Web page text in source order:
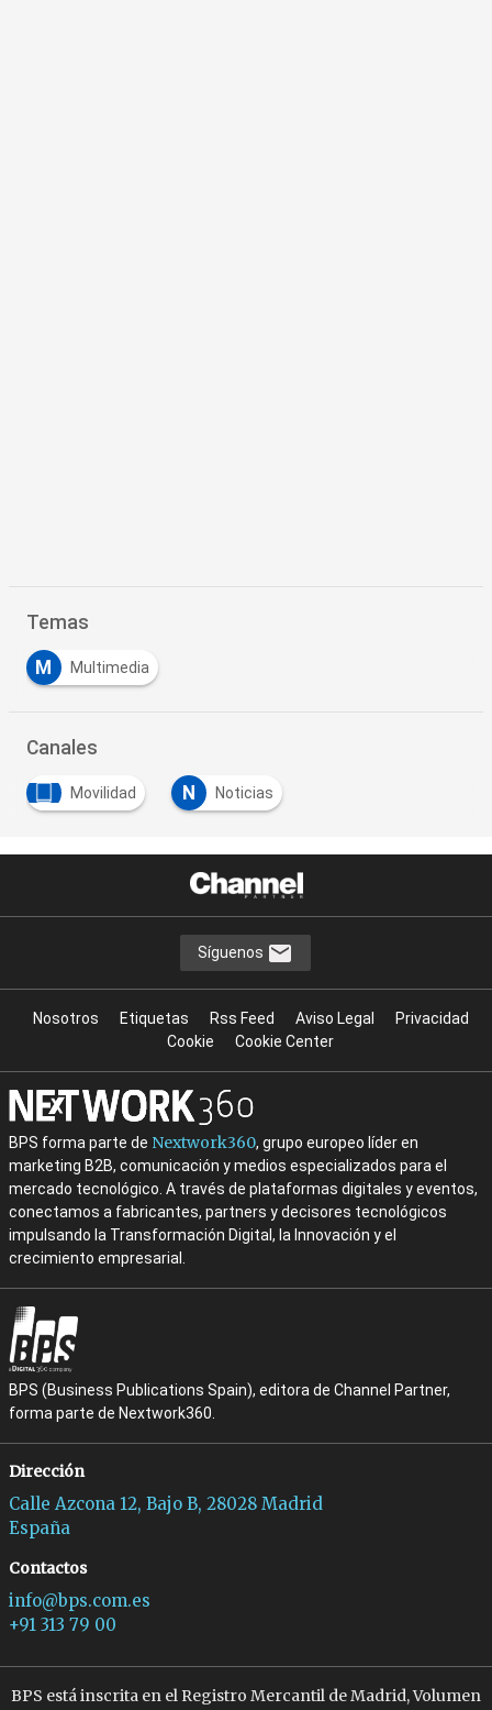
Temas
M Multimedia
Canales
Movilidad N Noticias
Síguenos
Nosotros Etiquetas Rss Feed Aviso Legal
Privacidad
Cookie
Cookie Center
BPS forma parte de Nextwork360, grupo europeo líder en
marketing B2B, comunicación y medios especializados para el
mercado tecnológico. A través de plataformas digitales y eventos,
conectamos a fabricantes, partners y decisores tecnológicos
impulsando la Transformación Digital, la Innovación y el
crecimiento empresarial.
BPS (Business Publications Spain), editora de Channel Partner,
forma parte de Nextwork360.
Dirección
Calle Azcona 12, Bajo B, 28028 Madrid
España
Contactos
info@bps.com.es
+91 313 79 00
BPS está inscrita en el Registro Mercantil de Madrid, Volumen